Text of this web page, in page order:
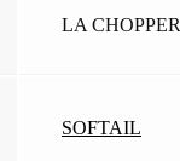
LA
SOFTAIL